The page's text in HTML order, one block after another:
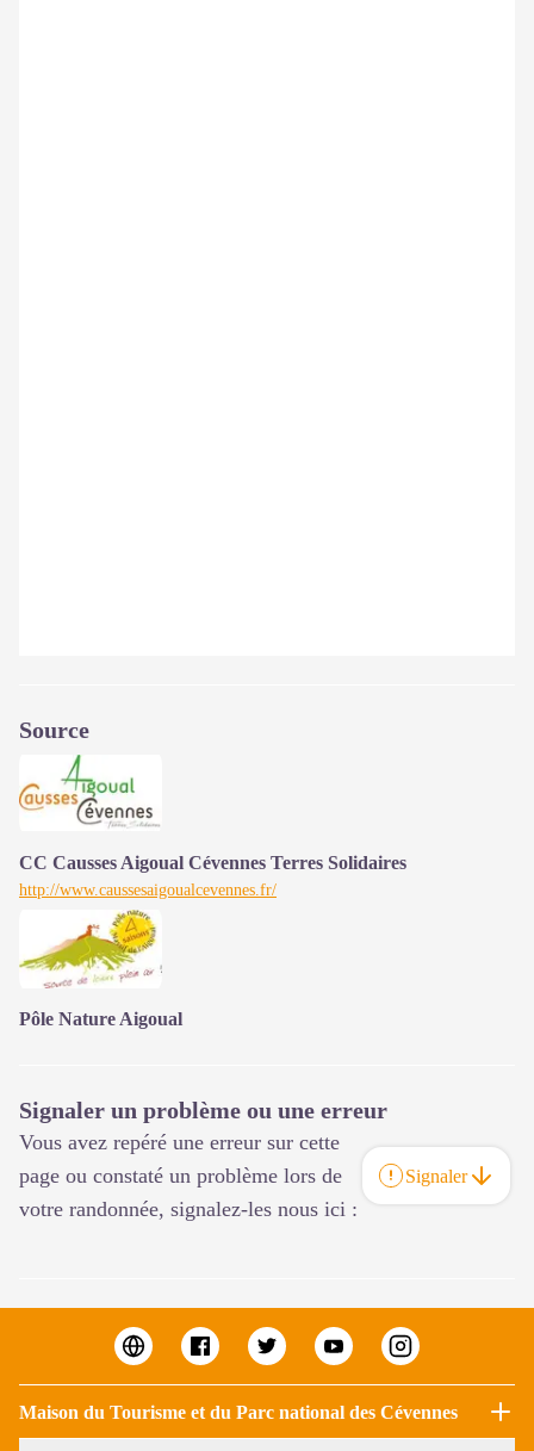
Source
CC Causses Aigoual Cévennes Terres Solidaires
http://www.caussesaigoualcevennes.fr/
Pôle Nature Aigoual
Signaler un problème ou une erreur
Vous avez repéré une erreur sur cette
page ou constaté un problème lors de
votre randonnée, signalez-les nous ici :
Signaler
Maison du Tourisme et du Parc national des Cévennes